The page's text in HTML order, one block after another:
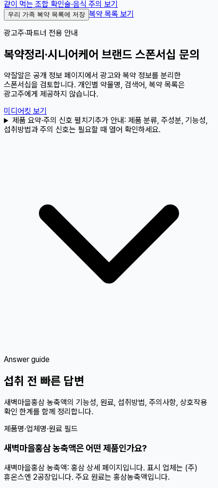
같이 먹는 조합 확인술·음식 주의 보기
우리 가족 복약 목록에 저장 복약 목록 보기
광고주·파트너 전용 안내
복약정리·시니어케어 브랜드 스폰서십 문의
약잘알은 공개 정보 페이지에서 광고와 복약 정보를 분리한
스폰서십을 검토합니다. 개인별 약물명, 검색어, 복약 목록은
광고주에게 제공하지 않습니다.
미디어킷 보기
제품 요약·주의 신호 펼치기 추가 안내: 제품 분류, 주성분, 기능성,
섭취방법과 주의 신호는 필요할 때 열어 확인하세요.
Answer guide
섭취 전 빠른 답변
새벽마을홍삼 농축액의 기능성, 원료, 섭취방법, 주의사항, 상호작용
확인 한계를 함께 정리합니다.
제품명·업체명·원료 필드
새벽마을홍삼 농축액은 어떤 제품인가요?
새벽마을홍삼 농축액: 홍삼 상세 페이지입니다. 표시 업체는 (주)
휴온스엔 2공장입니다. 주요 원료는 홍삼농축액입니다.